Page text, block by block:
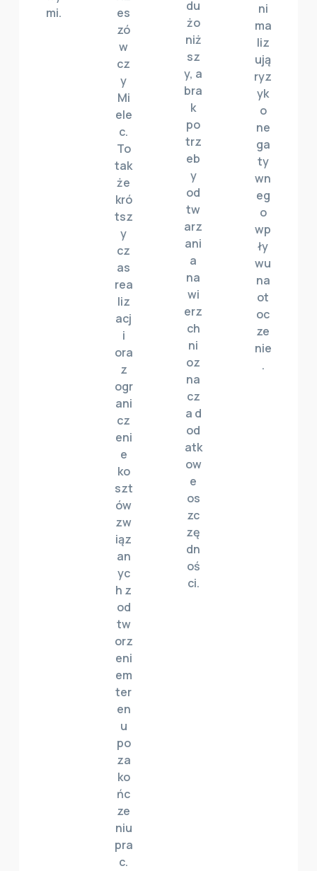
mi.
es
zó
w
cz
y
Mi
ele
c.
To
tak
że
kró
tsz
y
cz
as
rea
liz
acj
i
ora
z
ogr
ani
cz
eni
e
ko
szt
ów
zw
iąz
an
yc
h z
od
tw
orz
eni
em
ter
en
u
po
za
ko
ńc
ze
niu
pra
c.
du
żo
niż
sz
y, a
bra
k
po
trz
eb
y
od
tw
arz
ani
a
na
wi
erz
ch
ni
oz
na
cz
a d
od
atk
ow
e
os
zc
zę
dn
oś
ci.
ni
ma
liz
ują
ryz
yk
o
ne
ga
ty
wn
eg
o
wp
ły
wu
na
ot
oc
ze
nie
.